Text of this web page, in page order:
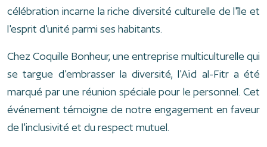
célébration incarne la riche diversité culturelle de l'île et
l'esprit d'unité parmi ses habitants.
Chez Coquille Bonheur, une entreprise multiculturelle qui
se targue d'embrasser la diversité, l'Aïd al-Fitr a été
marqué par une réunion spéciale pour le personnel. Cet
événement témoigne de notre engagement en faveur
de l'inclusivité et du respect mutuel.